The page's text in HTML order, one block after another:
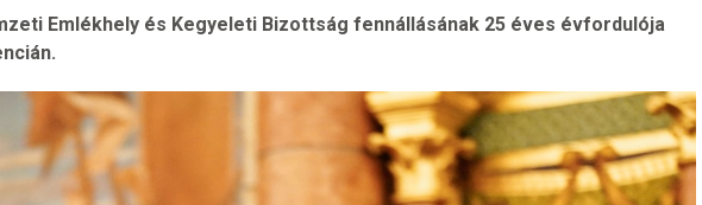
Emlékhely és Kegyeleti Bizottság fennállásának 25 éves évfordulója